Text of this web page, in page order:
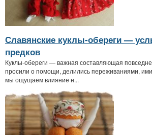
Славянские куклы-обереги —
предков
Куклы-обереги — важная составляющая
просили о помощи, делились переживаниями,
мы ощущаем влияние н...